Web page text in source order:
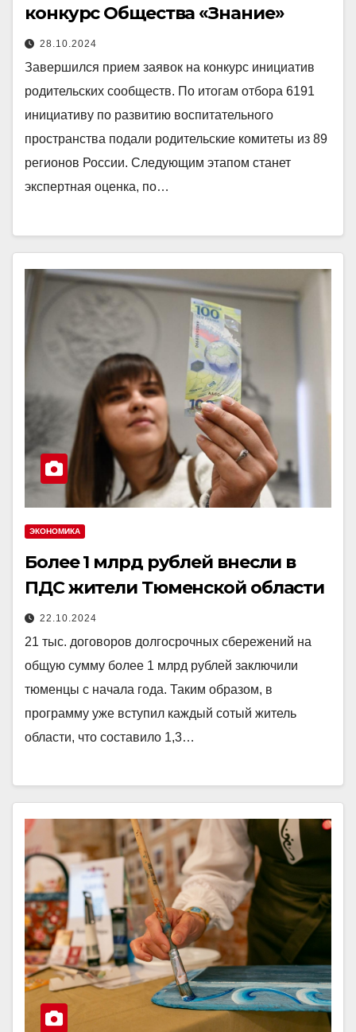
конкурс Общества «Знание»
28.10.2024
Завершился прием заявок на конкурс инициатив
родительских сообществ. По итогам отбора 6191
инициативу по развитию воспитательного
пространства подали родительские комитеты из 89
регионов России. Следующим этапом станет
экспертная оценка, по…
ЭКОНОМИКА
Более 1 млрд рублей внесли в
ПДС жители Тюменской области
22.10.2024
21 тыс. договоров долгосрочных сбережений на
общую сумму более 1 млрд рублей заключили
тюменцы с начала года. Таким образом, в
программу уже вступил каждый сотый житель
области, что составило 1,3…